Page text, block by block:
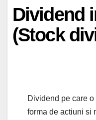
Dividend
(Stock
Dividend pe care
forma de actiuni si